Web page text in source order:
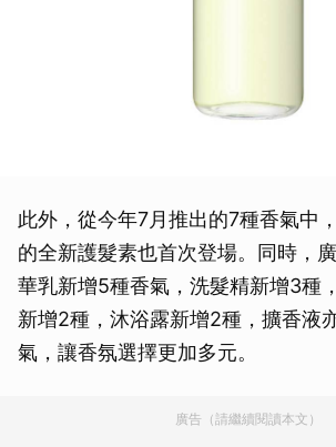
此外，從今年7月推出的7種香氣中
的全新護髮素也首次登場。同時，
華乳新增5種香氣，洗髮精新增3種
新增2種，沐浴露新增2種，擴香液
氣，讓香氛選擇更加多元。
廣告（請繼續閱讀本文）